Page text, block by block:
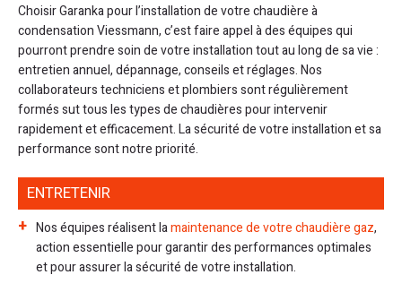
Choisir Garanka pour l’installation de votre chaudière à
condensation Viessmann, c’est faire appel à des équipes qui
pourront prendre soin de votre installation tout au long de sa vie :
entretien annuel, dépannage, conseils et réglages. Nos
collaborateurs techniciens et plombiers sont régulièrement
formés sut tous les types de chaudières pour intervenir
rapidement et efficacement. La sécurité de votre installation et sa
performance sont notre priorité.
ENTRETENIR
Nos équipes réalisent lamaintenance de votre chaudière gaz,
action essentielle pour garantir des performances optimales
et pour assurer la sécurité de votre installation.